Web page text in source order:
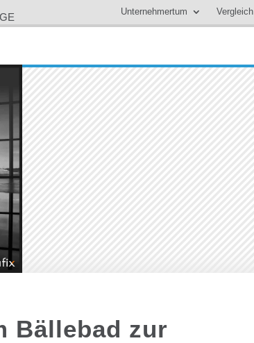
Unternehmertum Vergleich
Bällebad zur